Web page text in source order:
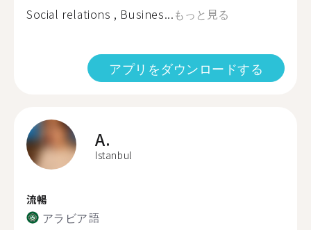
Social relations , Busines...もっと見る
アプリをダウンロードする
A.
Istanbul
流暢
アラビア語